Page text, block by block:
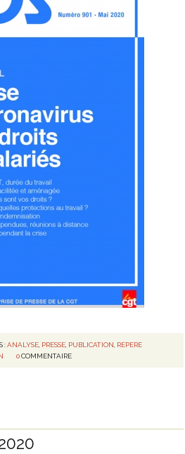
:ANALYSE, PRESSE, PUBLICATION REPERE
0 COMMENTAIRE